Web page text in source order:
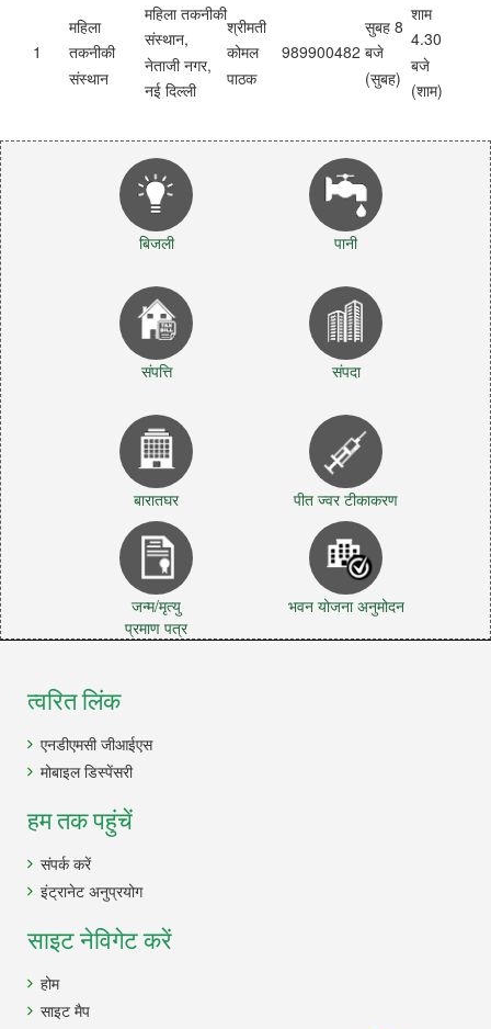
1
महिला
तकनीकी
संस्थान
महिला तकनीकी
संस्थान,
नेताजी नगर,
नई दिल्ली
श्रीमती
कोमल
पाठक
989900482
सुबह 8
बजे
(सुबह)
शाम
4.30
बजे
(शाम)
बिजली पानी
संपत्ति संपदा
बारातघर पीत ज्वर टीकाकरण
जन्म/मृत्यु
प्रमाण पत्र
भवन योजना अनुमोदन
त्वरित लिंक
एनडीएमसी जीआईएस
मोबाइल डिस्पेंसरी
हम तक पहुंचें
संपर्क करें
इंट्रानेट अनुप्रयोग
साइट नेविगेट करें
होम
साइट मैप